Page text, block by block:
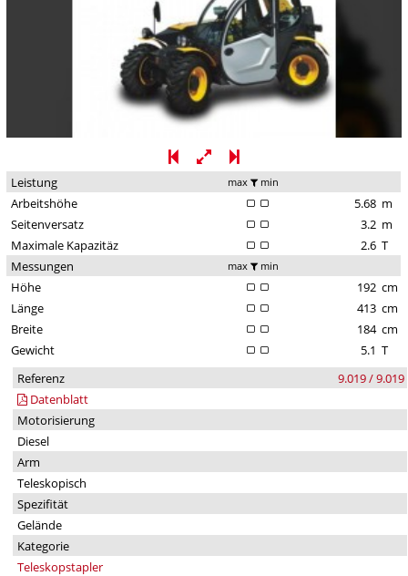
Leistung max min
Arbeitshöhe 5.68 m
Seitenversatz
3.2 m
Maximale Kapazitäz
2.6 T
Messungen
max min
Höhe 192 cm
Länge
413 cm
Breite
184 cm
Gewicht
5.1 T
Referenz
9.019 / 9.019
Datenblatt
Motorisierung
Diesel
Arm
Teleskopisch
Spezifität
Gelände
Kategorie
Teleskopstapler